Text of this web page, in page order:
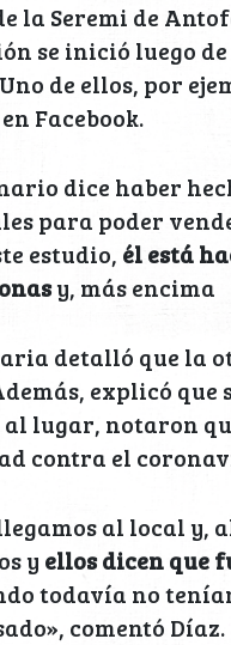
la Seremi de
se inició luego
de ellos, por
Facebook.
dice haber
para poder
estudio, él está
y, más encima
detalló que la
explicó
lugar, notaron
contra el
al local y,
y ellos dicen que
todavía no
comentó Díaz.